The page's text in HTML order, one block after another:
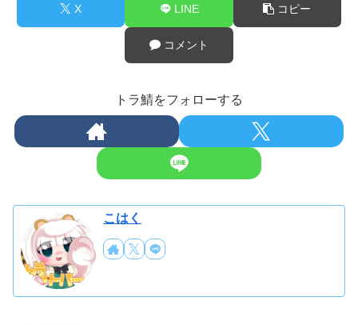
X LINE コピー
コメント
トラ鯖をフォローする
こはく